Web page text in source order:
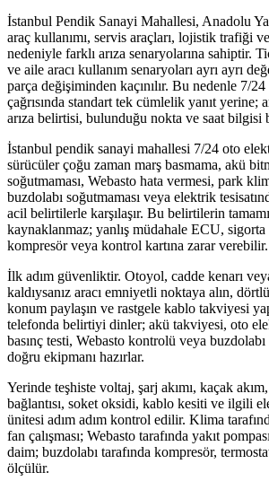
İstanbul Pendik Sanayi Mahallesi, Anadolu
araç kullanımı, servis araçları, lojistik trafiği
nedeniyle farklı arıza senaryolarına sahiptir.
ve aile aracı kullanım senaryoları ayrı ayrı
parça değişiminden kaçınılır. Bu nedenle 7/
çağrısında standart tek cümlelik yanıt yerine;
arıza belirtisi, bulunduğu nokta ve saat
İstanbul pendik sanayi mahallesi 7/24 oto
sürücüler çoğu zaman marş basmama, akü
soğutmaması, Webasto hata vermesi, park
buzdolabı soğutmaması veya elektrik
acil belirtilerle karşılaşır. Bu belirtilerin
kaynaklanmaz; yanlış müdahale ECU,
kompresör veya kontrol kartına zarar verebilir.
İlk adım güvenliktir. Otoyol, cadde kenarı
kaldıysanız aracı emniyetli noktaya alın,
konum paylaşın ve rastgele kablo takviyesi
telefonda belirtiyi dinler; akü takviyesi, oto
basınç testi, Webasto kontrolü veya
doğru ekipmanı hazırlar.
Yerinde teşhiste voltaj, şarj akımı, kaçak
bağlantısı, soket oksidi, kablo kesiti ve ilgili
ünitesi adım adım kontrol edilir. Klima
fan çalışması; Webasto tarafında yakıt
daim; buzdolabı tarafında kompresör,
ölçülür.